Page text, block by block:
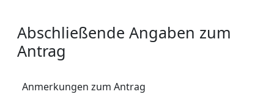
Abschließende Angaben zum
Antrag
Anmerkungen zum Antrag